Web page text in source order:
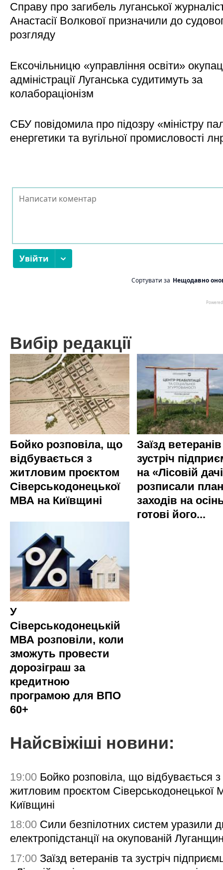
Справу про загибель луганської
Анастасії Волкової призначили до
розгляду
Ексочільницю «управління освіти»
адміністрації Луганська судитимуть за
колабораціонізм
СБУ повідомила про підозру «міністру
енергетики та вугільної промисловості
Вибір редакції
Бойко розповіла, що
відбувається з
житловим проєктом
Сіверськодонецької
МВА на Київщині
Заїзд
зустріч
на «Лісовій
розписали план
заходів на
готові його...
У
Сіверськодонецькій
МВА розповіли, коли
зможуть провести
дорозіграш за
кредитною
програмою для ВПО
60+
Найсвіжіші новини:
19:00 Бойко розповіла, що відбувається з
житловим проєктом Сіверськодонецької
Київщині
18:00 Сили безпілотних систем уразили
електропідстанції на окупованій
17:00 Заїзд ветеранів та зустріч